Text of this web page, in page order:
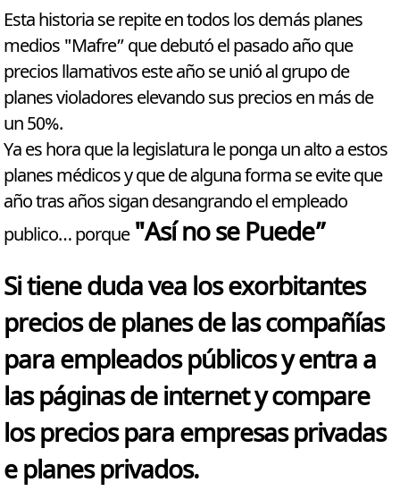
Esta historia se repite en todos los demás planes
medios "Mafre” que debutó el pasado año que
precios llamativos este año se unió al grupo de
planes violadores elevando sus precios en más de
un 50%.
Ya es hora que la legislatura le ponga un alto a estos
planes médicos y que de alguna forma se evite que
año tras años sigan desangrando el empleado
publico… porque "Así no se Puede”
Si tiene duda vea los exorbitantes
precios de planes de las compañías
para empleados públicos y entra a
las páginas de internet y compare
los precios para empresas privadas
e planes privados.